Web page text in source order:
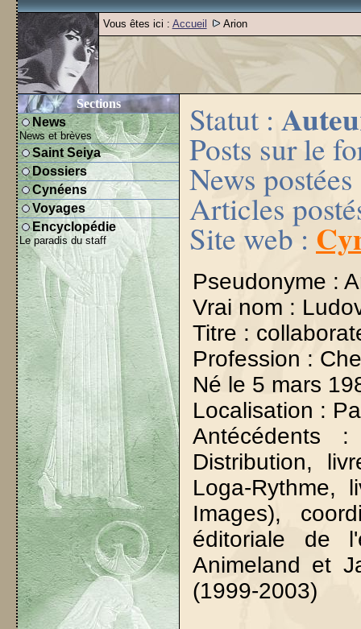
Vous êtes ici : Accueil Arion
Sections
News
News et brèves
Saint Seiya
Dossiers
Cynéens
Voyages
Encyclopédie
Le paradis du staff
Statut :
Posts sur le
News
Articles
Site web :
Pseudonyme :
Vrai nom :
Titre :
Profession :
Né le 5 mars
Localisation :
Antécédents
Distribution,
Loga-Rythme,
Images),
éditoriale de
Animeland et
(1999-2003)